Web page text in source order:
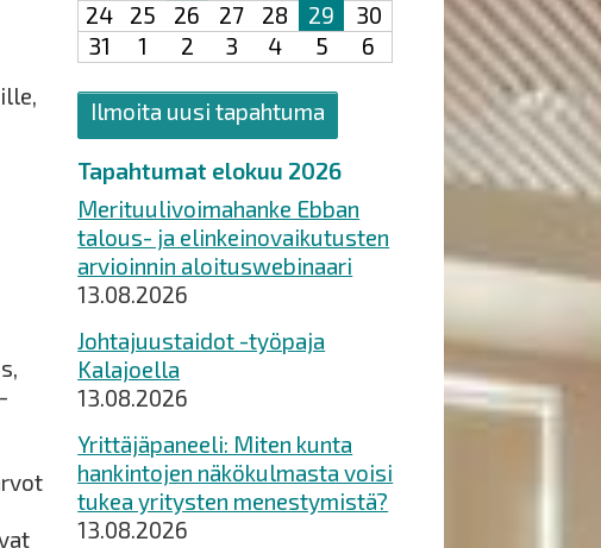
24
25 26 27 28 29
30
31
1 2 3 4 5 6
Ilmoita uusi tapahtuma
Tapahtumat elokuu 2026
Merituulivoimahanke Ebban
talous- ja elinkeinovaikutusten
arvioinnin aloituswebinaari
13.08.2026
Johtajuustaidot -työpaja
Kalajoella
13.08.2026
Yrittäjäpaneeli: Miten kunta
hankintojen näkökulmasta voisi
tukea yritysten menestymistä?
13.08.2026